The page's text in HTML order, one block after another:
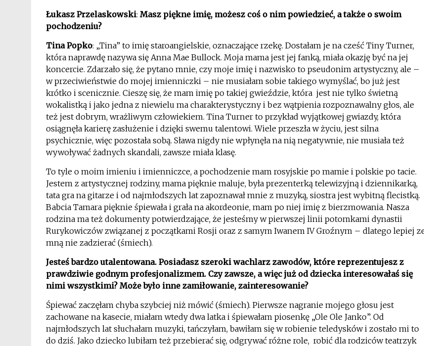
Łukasz Przelaskowski: Masz piękne imię, możesz coś o nim powiedzieć, a także o swoim
pochodzeniu?
Tina Popko: „Tina” to imię staroangielskie, oznaczające rzekę. Dostałam je na cześć Tiny Turner,
która naprawdę nazywa się Anna Mae Bullock. Moja mama jest jej fanką, miała okazję być na jej
koncercie. Zdarzało się, że pytano mnie, czy moje imię i nazwisko to pseudonim artystyczny, ale –
w przeciwieństwie do mojej imienniczki – nie musiałam sobie takiego wymyślać, bo już jest
krótko i scenicznie. Cieszę się, że mam imię po takiej gwieździe, która jest nie tylko świetną
wokalistką i jako jedna z niewielu ma charakterystyczny i bez wątpienia rozpoznawalny głos, ale
też jest dobrym, wrażliwym człowiekiem. Tina Turner to przykład wyjątkowej gwiazdy, która
osiągnęła karierę zasłużenie i dzięki swemu talentowi. Wiele przeszła w życiu, jest silna
psychicznie, więc pozostała sobą. Sława nigdy nie wpłynęła na nią negatywnie, nie musiała też
wywoływać żadnych skandali, zawsze miała klasę.
To tyle o moim imieniu i imienniczce, a pochodzenie mam rosyjskie po mamie i polskie po tacie.
Jestem z artystycznej rodziny, mama pięknie maluje, była prezenterką telewizyjną i dziennikarką,
tata gra na gitarze i od najmłodszych lat zapoznawał mnie z muzyką, siostra jest wybitną flecistką.
Babcia Tamara pięknie śpiewała i grała na akordeonie, mam po niej imię z bierzmowania. Nasza
rodzina ma też dokumenty potwierdzające, że jesteśmy w pierwszej linii potomkami dynastii
Rurykowiczów związanej z początkami Rosji oraz z samym Iwanem IV Groźnym – dlatego lepiej
mną nie zadzierać (śmiech).
Jesteś bardzo utalentowana. Posiadasz szeroki wachlarz zawodów, które reprezentujesz z
prawdziwie godnym profesjonalizmem. Czy zawsze, a więc już od dziecka interesowałaś się
nimi wszystkimi? Może było inne zamiłowanie, zainteresowanie?
Śpiewać zaczęłam chyba szybciej niż mówić (śmiech). Pierwsze nagranie mojego głosu jest
zachowane na kasecie, miałam wtedy dwa latka i śpiewałam piosenkę „Ole Ole Janko”. Od
najmłodszych lat słuchałam muzyki, tańczyłam, bawiłam się w robienie teledysków i zostało mi to
do dziś. Jako dziecko lubiłam też przebierać się, odgrywać różne role, robić dla rodziców teatrzyk